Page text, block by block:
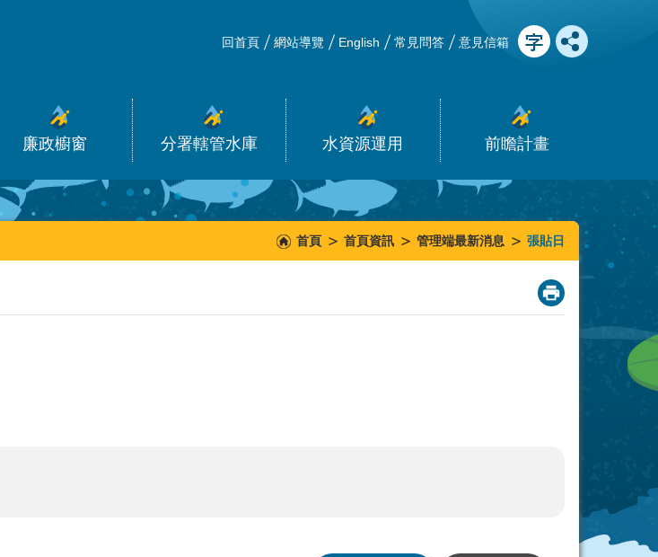
回首頁 網站導覽 English 常見問答 意見信箱
廉政櫥窗 分署轄管水庫 水資源運用 前瞻計畫
首頁 首頁資訊 管理端最新消息 張貼日
_